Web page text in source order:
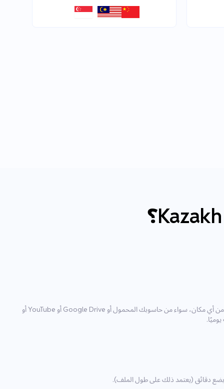
باستخدام أداة الرفع لدينا، يمكنك استيراد الملف من أي مكان، سواء من حاسوبك المحمول أو Google Drive أو YouTube أو
بضع دقائق (يعتمد ذلك على طول الملف).